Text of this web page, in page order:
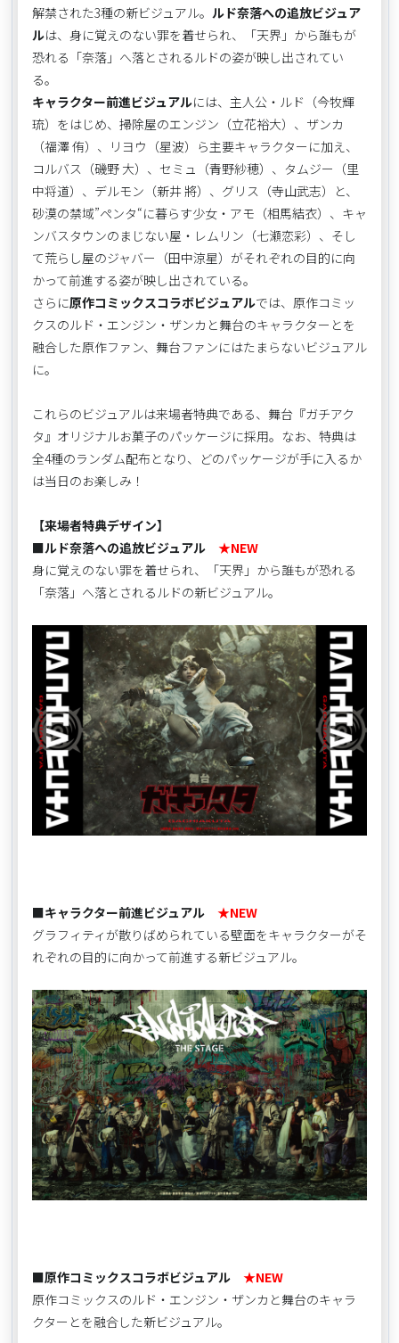
解禁された3種の新ビジュアル。 ルド奈落への追放ビジュア
ルは、身に覚えのない罪を着せられ、「天界」から誰もが
恐れる「奈落」へ落とされるルドの姿が映し出されてい
る。
キャラクター前進ビジュアルには、主人公・ルド（今牧輝
琉）をはじめ、掃除屋のエンジン（立花裕大）、ザンカ
（福澤 侑）、リヨウ（星波）ら主要キャラクターに加え、
コルバス（磯野 大）、セミュ（青野紗穂）、タムジー（里
中将道）、デルモン（新井 將）、グリス（寺山武志）と、
砂漠の禁域”ペンタ“に暮らす少女・アモ（相馬結衣）、キャ
ンバスタウンのまじない屋・レムリン（七瀬恋彩）、そし
て荒らし屋のジャバー（田中涼星）がそれぞれの目的に向
かって前進する姿が映し出されている。
さらに原作コミックスコラボビジュアルでは、原作コミッ
クスのルド・エンジン・ザンカと舞台のキャラクターとを
融合した原作ファン、舞台ファンにはたまらないビジュアル
に。
これらのビジュアルは来場者特典である、舞台『ガチアク
タ』オリジナルお菓子のパッケージに採用。なお、特典は
全4種のランダム配布となり、どのパッケージが手に入るか
は当日のお楽しみ！
【来場者特典デザイン】
■ルド奈落への追放ビジュアル ★NEW
身に覚えのない罪を着せられ、「天界」から誰もが恐れる
「奈落」へ落とされるルドの新ビジュアル。
■キャラクター前進ビジュアル ★NEW
グラフィティが散りばめられている壁面をキャラクターがそ
れぞれの目的に向かって前進する新ビジュアル。
■原作コミックスコラボビジュアル ★NEW
原作コミックスのルド・エンジン・ザンカと舞台のキャラ
クターとを融合した新ビジュアル。